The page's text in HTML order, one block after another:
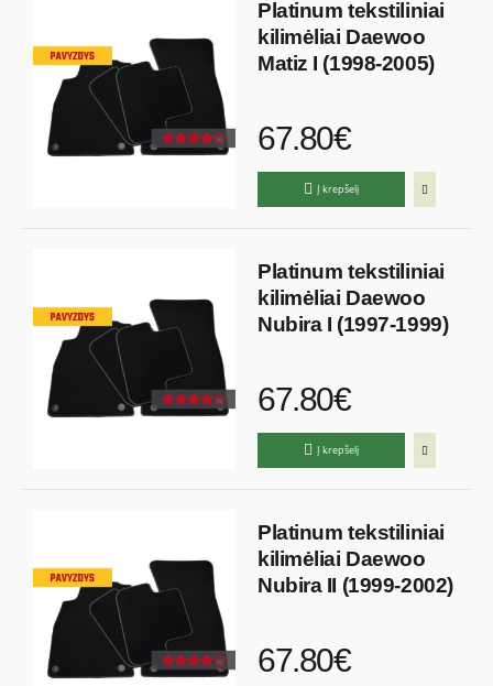
Platinum tekstiliniai
kilimėliai Daewoo
Matiz I (1998-2005)
67.80€
Į krepšelį
Platinum tekstiliniai
kilimėliai Daewoo
Nubira I (1997-1999)
67.80€
Į krepšelį
Platinum tekstiliniai
kilimėliai Daewoo
Nubira II (1999-2002)
67.80€